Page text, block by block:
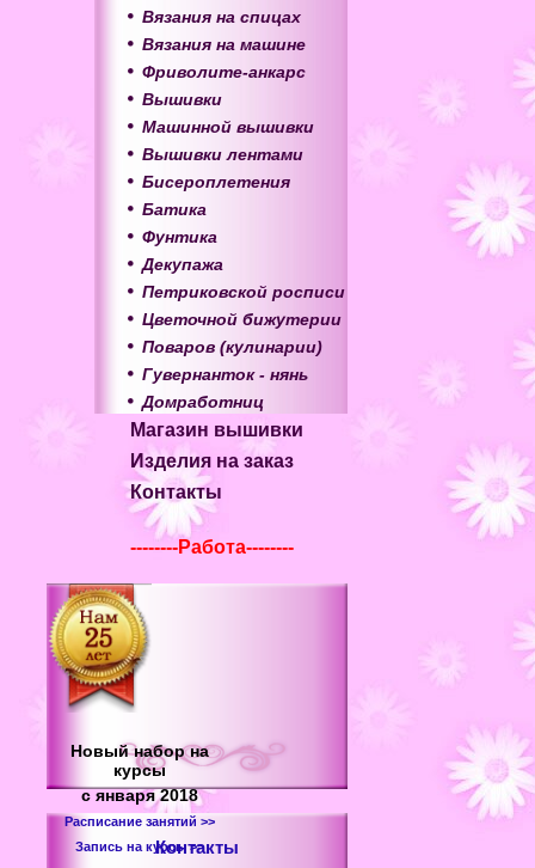
Вязания на спицах
Вязания на машине
Фриволите-анкарс
Вышивки
Машинной вышивки
Вышивки лентами
Бисероплетения
Батика
Фунтика
Декупажа
Петриковской росписи
Цветочной бижутерии
Поваров (кулинарии)
Гувернанток - нянь
Домработниц
Магазин вышивки
Изделия на заказ
Контакты
--------Работа--------
Новый набор на
курсы
с января 2018
Расписание занятий >>
Запись на курсы >>
Контакты